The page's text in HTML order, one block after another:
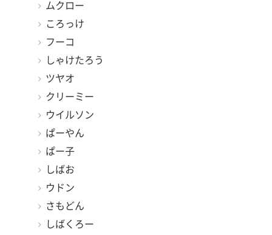
ムクロー
ころっけ
フーコ
しゃけたろう
ツヤオ
クリーミー
ウイルソン
ぱーやん
ぱー子
しばお
ウドン
さもどん
しばくろー